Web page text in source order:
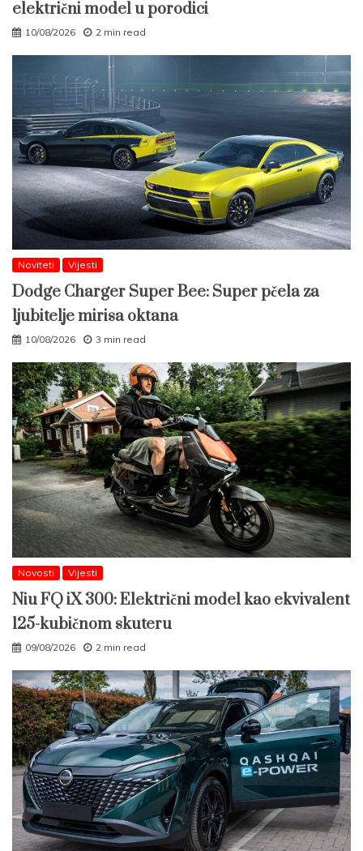
električni model u porodici
10/08/2026 2 min read
Noviteti Vijesti
Dodge Charger Super Bee: Super pčela za
ljubitelje mirisa oktana
10/08/2026 3 min read
Novosti Vijesti
Niu FQ iX 300: Električni model kao ekvivalent
125-kubičnom skuteru
09/08/2026 2 min read